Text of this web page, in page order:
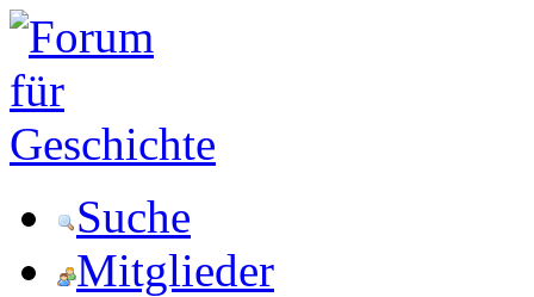
Suche
Mitglieder